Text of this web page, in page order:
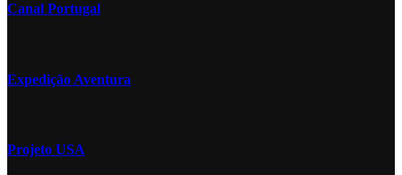
Canal Portugal
Expedição Aventura
Projeto USA